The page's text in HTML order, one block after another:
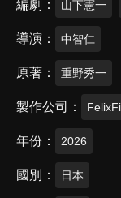
編劇 山下憲一
導演 中智仁
原著 重野秀一
製作公司
年份 2026
國別 日本